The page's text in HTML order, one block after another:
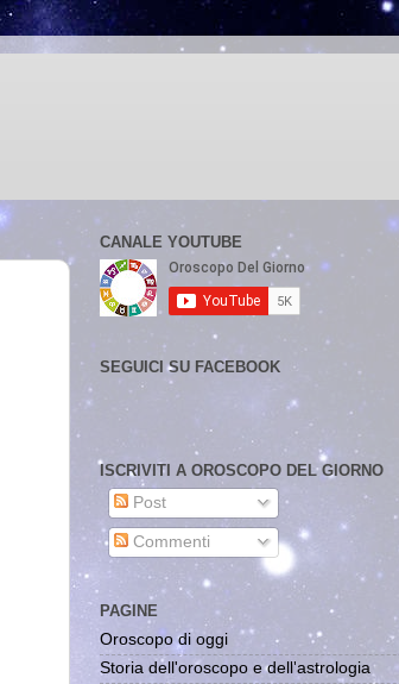
CANALE YOUTUBE
SEGUICI SU FACEBOOK
ISCRIVITI A OROSCOPO DEL GIORNO
Post
Commenti
PAGINE
Oroscopo di oggi
Storia dell'oroscopo e dell'astrologia